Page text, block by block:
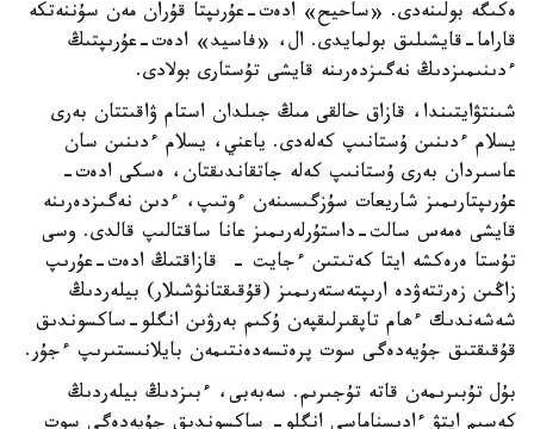
ەكىگە بولىنەدى. «ساحيح» ادەت-عۇرىپتا قۇران مەن سۇننەتكە
قاراما-قايشىلىق بولمايدى. ال، «فاسيد» ادەت-عۇرىپتىڭ
ءدىنىمىزدىڭ نەگىزدەرىنە قايشى تۇستارى بولادى.
شىنتۋايتىندا، قازاق حالقى مىڭ جىلدان استام ۋاقىتتان بەرى
يسلام ءدىنىن ۇستانىپ كەلەدى. ياعني، يسلام ءدىنىن سان
عاسىردان بەرى ۇستانىپ كەلە جاتقاندىقتان، ەسكى ادەت-
عۇرىپتارىمىز شاريعات سۇزگىسىنەن ءوتىپ، ءدىن نەگىزدەرىنە
قايشى ەمەس سالت-داستۇرلەرىمىز عانا ساقتالىپ قالدى. وسى
تۇستا ەرەكشە ايتا كەتىتىن ءجايت - قازاقتىڭ ادەت-عۇرىپ
زاڭىن زەرتتەۋدە ارىپتەستەرىمىز (قۇقىقتانۋشىلار) بيلەردىڭ
شەشەندىك ءھام تاپقىرلىقپەن ۇكىم بەرۋىن انگلو-ساكسوندىق
قۇقىقتىق جۇيەدەگى سوت پرەتسەدەنتىمەن بايلانىستىرىپ ءجۇر.
بۇل تۇبىرىمەن قاتە تۇجىرىم. سەبەبى، ءبىزدىڭ بيلەردىڭ